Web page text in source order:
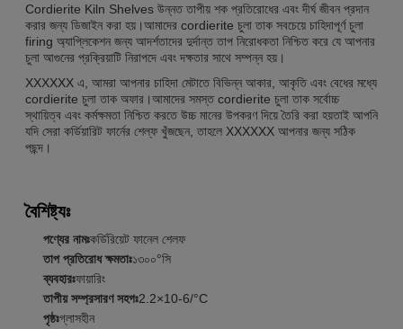
Cordierite Kiln Shelves উন্নত তাপীয় শক প্রতিরোধের এবং দীর্ঘ জীবন প্রদান
করার জন্য ডিজাইন করা হয়।আমাদের cordierite চুলা তাক সবচেয়ে চাহিদাপূর্ণ চুলা
firing অ্যাপ্লিকেশন জন্য আদর্শতাদের দুর্দান্ত তাপ নিরোধকতা নিশ্চিত করে যে আপনার
চুলা আগুনের প্রক্রিয়াটি নিরাপদে এবং দক্ষতার সাথে সম্পন্ন হয়।
XXXXXX এ, আমরা আপনার চাহিদা মেটাতে বিভিন্ন আকার, আকৃতি এবং বেধের মধ্যে
cordierite চুলা তাক অফার।আমাদের সমস্ত cordierite চুলা তাক সর্বোচ্চ
স্থায়িত্ব এবং কর্মক্ষমতা নিশ্চিত করতে উচ্চ মানের উপকরণ দিয়ে তৈরি করা হয়তাই আপনি
যদি সেরা কর্ডিয়ারিট ফার্নের শেল্ফ খুঁজছেন, তাহলে XXXXXX আপনার জন্য সঠিক
পছন্দ।
বৈশিষ্ট্যঃ
পণ্যের নামঃকর্ডিরিয়েট ফানেল শেলফ
তাপ প্রতিরোধ ক্ষমতাঃ১৩০০°সি
ব্যবহারঃফায়ারিং
তাপীয় সম্প্রসারণ সহগঃ2.2×10-6/°C
পৃষ্ঠঃগ্লাসহীন